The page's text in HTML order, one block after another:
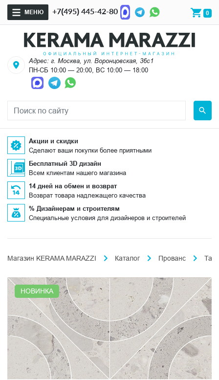
МЕНЮ +7(495) 445-42-80 0
Адрес: г. Москва, ул. Воронцовская, 36с1
ПН-СБ 10:00 — 20:00, ВС 10:00 — 18:00
Акции и скидки
Сделают ваши покупки более приятными
Бесплатный 3D дизайн
Всем клиентам нашего магазина
14 дней на обмен и возврат
Возврат товара надлежащего качества
% Дизайнерам и строителям
Специальные условия для дизайнеров и строителей
Магазин KERAMA MARAZZI Каталог Прованс
НОВИНКА